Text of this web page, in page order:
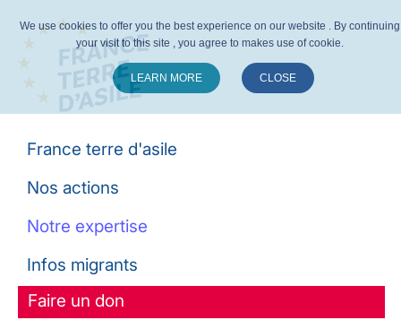
France terre d'asile
Nos actions
Notre expertise
Infos migrants
Faire un don
We use cookies to offer you the best experience on our website . By continuing
your visit to this site , you agree to makes use of cookie.
LEARN MORE CLOSE